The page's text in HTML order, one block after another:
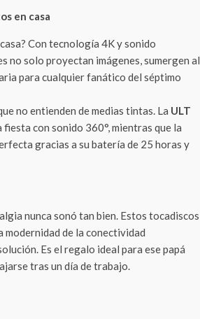
en casa
Con tecnología 4K y sonido
solo proyectan imágenes, sumergen al
para cualquier fanático del séptimo
no entienden de medias tintas. La ULT
con sonido 360°, mientras que la
gracias a su batería de 25 horas y
nunca sonó tan bien. Estos tocadiscos
de la conectividad
Es el regalo ideal para ese papá
tras un día de trabajo.